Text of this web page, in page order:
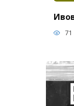
71